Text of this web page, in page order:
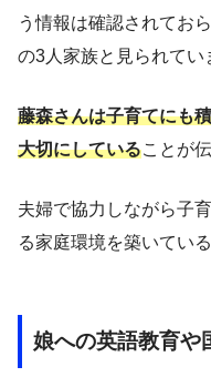
う情報は確認されてお
の3人家族と見られてい
藤森さんは子育てにも
大切にしていることが
夫婦で協力しながら子
る家庭環境を築いてい
娘への英語教育や